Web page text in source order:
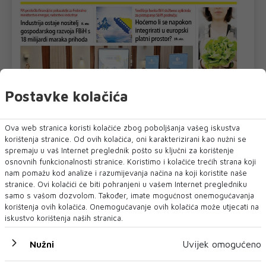
U novom broju pročitajte
OSTALI SPORTOVI
Postavke kolačića
Ova web stranica koristi kolačiće zbog poboljšanja vašeg iskustva
korištenja stranice. Od ovih kolačića, oni karakterizirani kao nužni se
spremaju u vaš Internet preglednik pošto su ključni za korištenje
osnovnih funkcionalnosti stranice. Koristimo i kolačiće trećih strana koji
nam pomažu kod analize i razumijevanja načina na koji koristite naše
stranice. Ovi kolačići će biti pohranjeni u vašem Internet pregledniku
samo s vašom dozvolom. Također, imate mogućnost onemogućavanja
korištenja ovih kolačića. Onemogućavanje ovih kolačića može utjecati na
iskustvo korištenja naših stranica.
Nužni Uvijek omogućeno